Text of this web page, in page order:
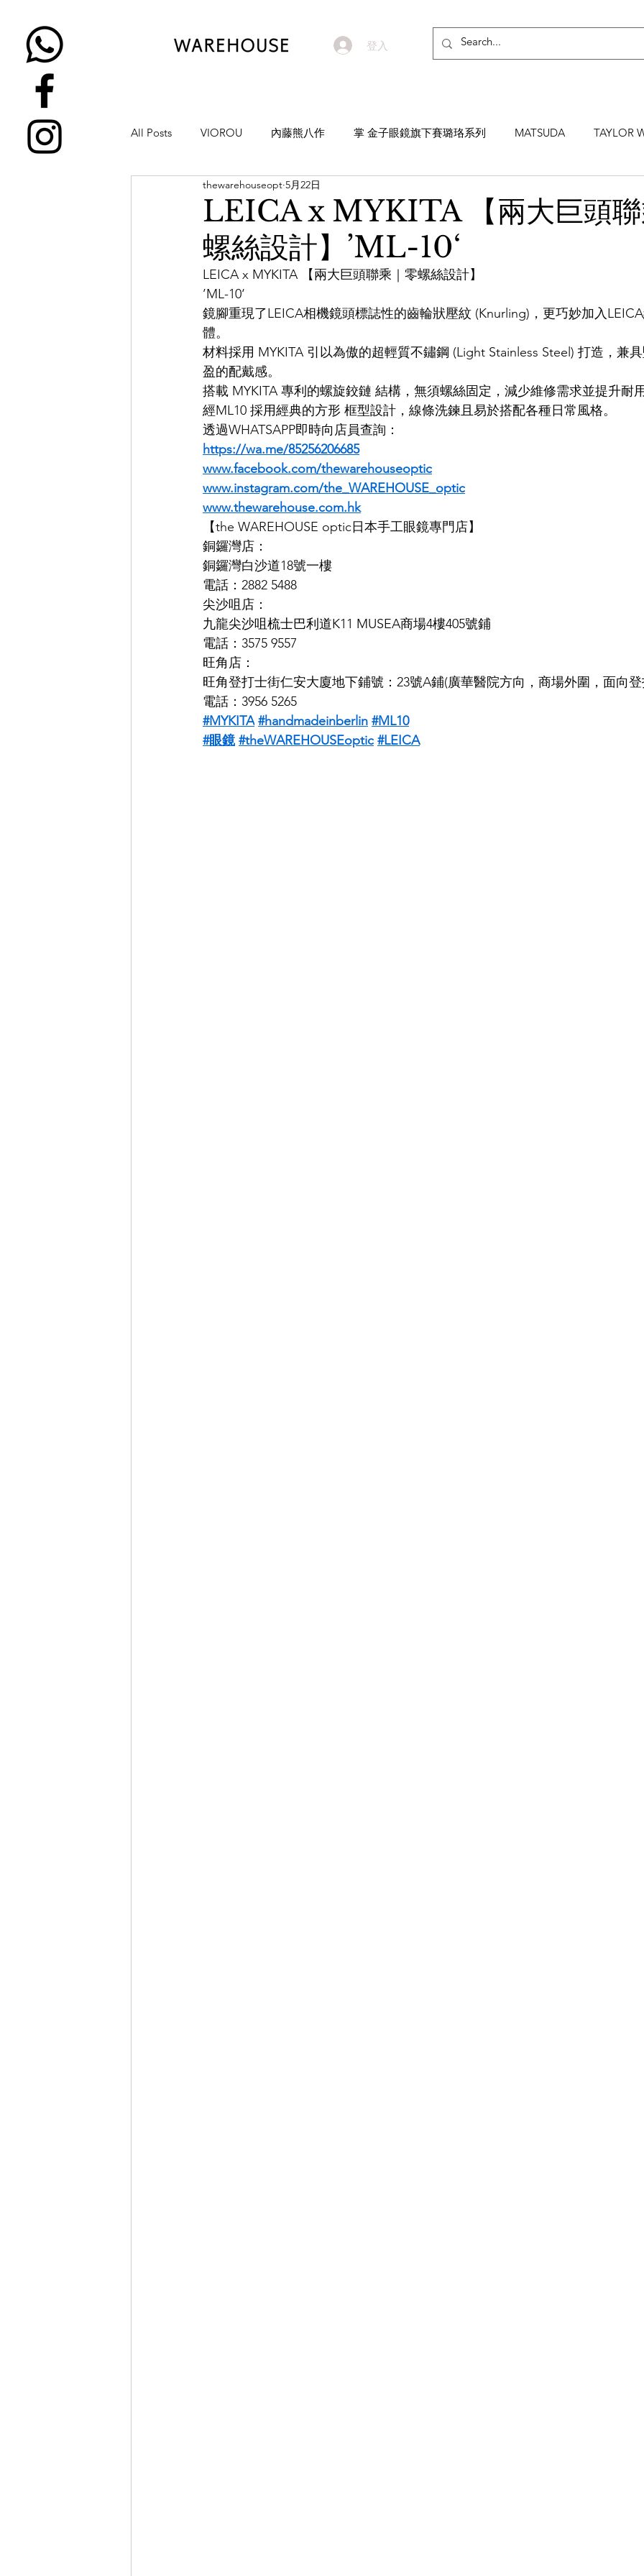
登入
All Posts VIOROU 內藤熊八作 掌 金子眼鏡旗下賽璐珞系列 MATSUDA TAYLOR
NATIVE SONS
YUICHI TOYAMA KAMEMANNEN MYKITA MOSCOT
H-FUSION JULIUS TART OPTICAL AKIRA AND SONS DITA 10EYEVAN
OG X OLIVER GOLDSMITH LUNOR 杉本圭 OLVER PEOPLES
EFFECTOR
LEICA x MYKITA 【兩大巨頭聯
螺絲設計】’ML-10‘
thewarehouseopt 5月22日
LEICA x MYKITA 【兩大巨頭聯乘｜零螺絲設計】
’ML-10‘
鏡腳重現了LEICA相機鏡頭標誌性的齒輪狀壓紋 (Knurling)，更巧妙加入
體。
材料採用 MYKITA 引以為傲的超輕質不鏽鋼 (Light Stainless Steel) 打造，兼
盈的配戴感。
搭載 MYKITA 專利的螺旋鉸鏈 結構，無須螺絲固定，減少維修需求並提升耐
經ML10 採用經典的方形 框型設計，線條洗鍊且易於搭配各種日常風格。
透過WHATSAPP即時向店員查詢：
https://wa.me/85256206685
www.facebook.com/thewarehouseoptic
www.instagram.com/the_WAREHOUSE_optic
www.thewarehouse.com.hk
【the WAREHOUSE optic日本手工眼鏡專門店】
銅鑼灣店：
銅鑼灣白沙道18號一樓
電話：2882 5488
尖沙咀店：
九龍尖沙咀梳士巴利道K11 MUSEA商場4樓405號鋪
電話：3575 9557
旺角店：
旺角登打士街仁安大廈地下鋪號：23號A鋪(廣華醫院方向，商場外圍，面向
電話：3956 5265
#MYKITA #handmadeinberlin #ML10
#眼鏡 #theWAREHOUSEoptic #LEICA